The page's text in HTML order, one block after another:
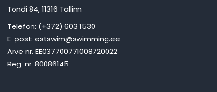
Tondi 84, 11316 Tallinn
Telefon: (+372) 603 1530
E-post: estswim@swimming.ee
Arve nr. EE037700771008720022
Reg. nr. 80086145